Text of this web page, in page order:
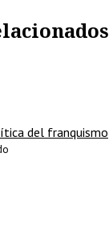
del franquismo